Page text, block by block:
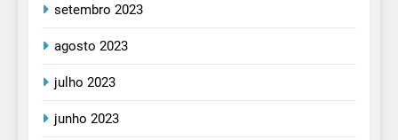
setembro 2023
agosto 2023
julho 2023
junho 2023